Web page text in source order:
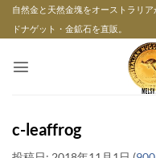
Skip自然金と天然金塊をオーストラリ
ドナゲット・金鉱石を直販。
c-leaffrog